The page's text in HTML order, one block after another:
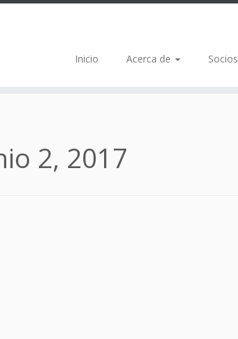
Inicio Acerca de Socios
2, 2017